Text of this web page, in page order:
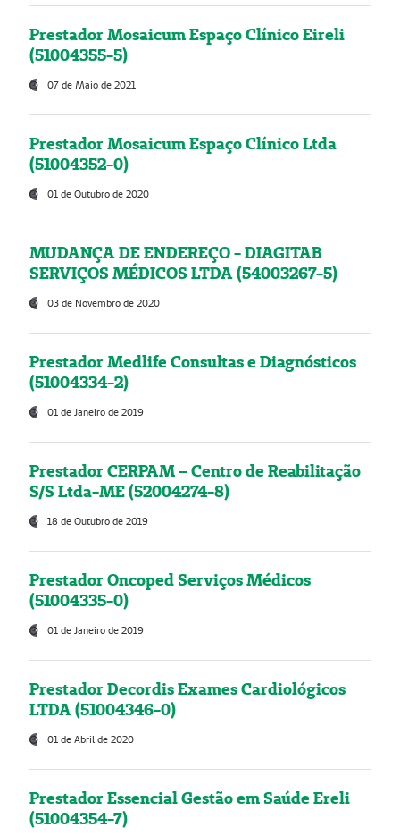
Prestador Mosaicum Espaço Clínico Eireli
(51004355-5)
07 de Maio de 2021
Prestador Mosaicum Espaço Clínico Ltda
(51004352-0)
01 de Outubro de 2020
MUDANÇA DE ENDEREÇO - DIAGITAB
SERVIÇOS MÉDICOS LTDA (54003267-5)
03 de Novembro de 2020
Prestador Medlife Consultas e Diagnósticos
(51004334-2)
01 de Janeiro de 2019
Prestador CERPAM – Centro de Reabilitação
S/S Ltda-ME (52004274-8)
18 de Outubro de 2019
Prestador Oncoped Serviços Médicos
(51004335-0)
01 de Janeiro de 2019
Prestador Decordis Exames Cardiológicos
LTDA (51004346-0)
01 de Abril de 2020
Prestador Essencial Gestão em Saúde Ereli
(51004354-7)